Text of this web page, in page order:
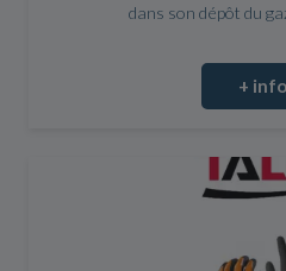
dans son dépôt du
+